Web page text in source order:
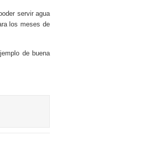
servir agua
los meses de
de buena